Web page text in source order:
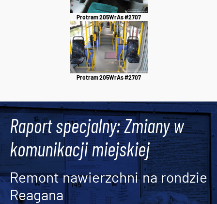
Protram 205WrAs #2707
Protram 205WrAs #2707
Raport specjalny: Zmiany w
komunikacji miejskiej
Remont nawierzchni na rondzie
Reagana